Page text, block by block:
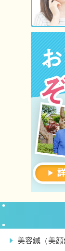
美容鍼（美顔